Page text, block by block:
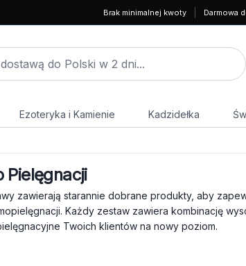
Brak minimalnej kwoty Darmowa
Ezoteryka i Kamienie Kadzidełka
Pielęgnacji
zawierają starannie dobrane produkty, aby
Każdy zestaw zawiera kombinację
Twoich klientów na nowy poziom.